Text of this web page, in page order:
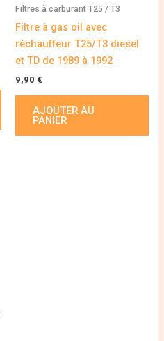
Filtres à carburant T25 / T3
Filtre à gas oil avec
réchauffeur T25/T3 diesel
et TD de 1989 à 1992
9,90 €
AJOUTER AU
PANIER